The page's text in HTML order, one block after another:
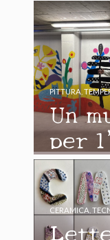
Un
per
PITTURA
CERAMICA